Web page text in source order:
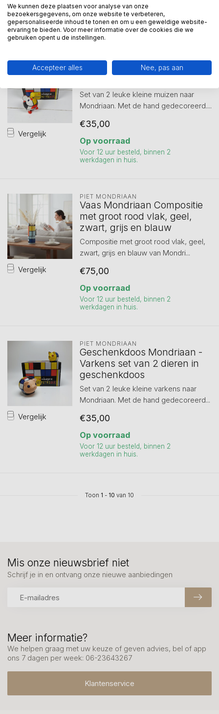
Op voorraad
Voor 12 uur besteld, binnen 2
werkdagen in huis.
Vergelijk
PIET MONDRIAAN
Geschenkdoos Mondriaan -
Set van 2 leuke kleine muizen naar
Mondriaan. Met de hand gedecoreerd....
€35,00
Op voorraad
Voor 12 uur besteld, binnen 2
werkdagen in huis.
Vergelijk
PIET MONDRIAAN
Vaas Mondriaan Compositie
met groot rood vlak, geel,
zwart, grijs en blauw
Compositie met groot rood vlak, geel,
zwart, grijs en blauw van Mondri...
€75,00
Op voorraad
Voor 12 uur besteld, binnen 2
werkdagen in huis.
Vergelijk
PIET MONDRIAAN
Geschenkdoos Mondriaan -
Varkens set van 2 dieren in
geschenkdoos
Set van 2 leuke kleine varkens naar
Mondriaan. Met de hand gedecoreerd...
€35,00
Op voorraad
Voor 12 uur besteld, binnen 2
werkdagen in huis.
Toon 1 - 10 van 10
Meer informatie?
We helpen graag met uw keuze of geven advies, bel of app
ons 7 dagen per week: 06-23643267
Klantenservice
Mis onze nieuwsbrief niet
Schrijf je in en ontvang onze nieuwe aanbiedingen
We kunnen deze plaatsen voor analyse van onze
bezoekersgegevens, om onze website te verbeteren,
gepersonaliseerde inhoud te tonen en om u een geweldige website-
ervaring te bieden. Voor meer informatie over de cookies die we
gebruiken opent u de instellingen.
Accepteer alles Nee, pas aan